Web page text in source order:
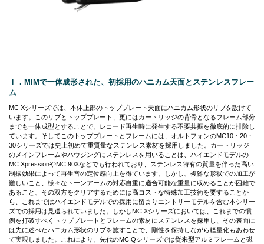
Ⅰ．MIMで一体成形された、初採用のハニカム天面とステンレスフレー
ム
MC Xシリーズでは、本体上部のトッププレート天面にハニカム形状のリブを設けて
います。このリブとトッププレート、更にはカートリッジの背骨となるフレーム部分
までも一体成型とすることで、レコード再生時に発生する不要共振を徹底的に排除し
ています。そしてこのトッププレートとフレームには、オルトフォンのMC10・20・
30シリーズでは史上初めて重質量なステンレス素材を採用しました。カートリッジ
のメインフレームやハウジングにステンレスを用いることは、ハイエンドモデルの
MC XpressionやMC 90Xなどでも行われており、ステンレス特有の質量を伴った高い
制振効果によって再生音の定位感向上を得ています。しかし、複雑な形状での加工が
難しいこと、様々なトーンアームの対応自重に適合可能な重量に収めることが困難で
あること、その双方をクリアするためには高コストな特殊加工技術を要することか
ら、これまではハイエンドモデルでの採用に留まりエントリーモデルを含む本シリー
ズでの採用は見送られていました。しかしMC Xシリーズにおいては、これまでの慣
例を打破すべくトッププレートとフレームの素材にステンレスを採用し、その表面に
は先に述べたハニカム形状のリブを施すことで、剛性を保持しながら軽量化もあわせ
て実現しました。これにより、先代のMC Qシリーズでは従来型アルミフレームと磁